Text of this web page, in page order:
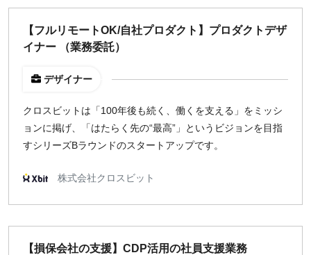
【フルリモートOK/自社プロダクト】プロダクトデザ
イナー （業務委託）
デザイナー
クロスビットは「100年後も続く、働くを支える」をミッシ
ョンに掲げ、「はたらく先の“最高”」というビジョンを目指
すシリーズBラウンドのスタートアップです。
株式会社クロスビット
【損保会社の支援】CDP活用の社員支援業務